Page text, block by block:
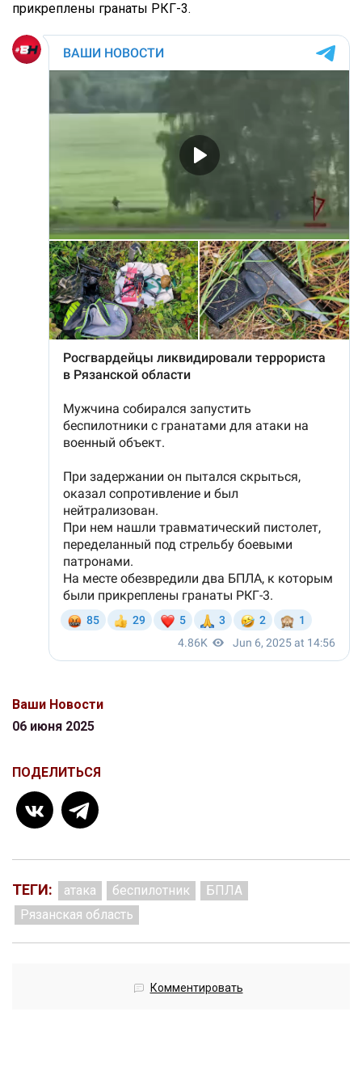
прикреплены гранаты РКГ-3.
Ваши Новости
06 июня 2025
ПОДЕЛИТЬСЯ
ТЕГИ: атака беспилотник
БПЛА
Рязанская область
Комментировать